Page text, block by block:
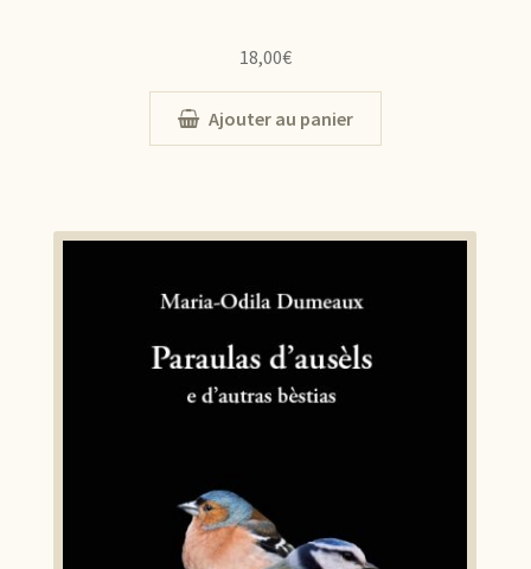
18,00€
Ajouter au panier